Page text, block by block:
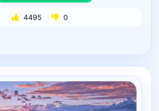
4495 0